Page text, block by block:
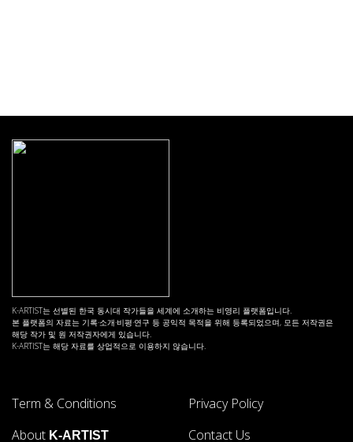
K-ARTIST는 선별된 한국 동시대 작가들을 세계에 소개하는 비영리 플랫폼입니다.
본 플랫폼의 자료는 기록·소개·비평·연구 등 공익적 목적을 위해 등록되었으며, 모든 저작권은
해당 작가 및 원 저작권자에게 있습니다.
K-ARTIST는 해당 자료를 상업적으로 이용하지 않습니다.
Term & Conditions
Privacy Policy
About K-ARTIST Contact Us